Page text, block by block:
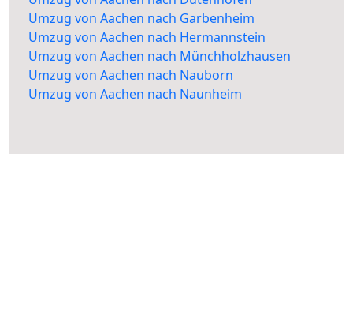
Umzug von Aachen nach Garbenheim
Umzug von Aachen nach Hermannstein
Umzug von Aachen nach Münchholzhausen
Umzug von Aachen nach Nauborn
Umzug von Aachen nach Naunheim